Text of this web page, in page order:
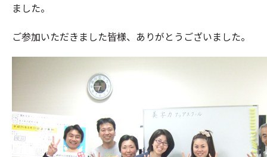
ました。
ご参加いただきました皆様、ありがとうございました。